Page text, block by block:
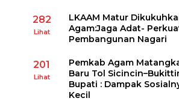
282
Lihat
LKAAM Matur
Agam:Jaga Adat-
Pembangunan Nagari
201
Lihat
Pemkab Agam
Baru Tol
Bupati : Dampak
Kecil